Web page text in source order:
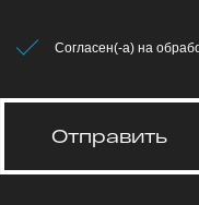
Согласен(-а) на
Отправить